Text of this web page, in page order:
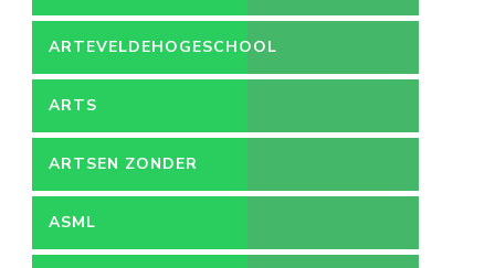
ARTEVELDEHOGESCHOOL
ARTS
ARTSEN ZONDER
GRENZEN
ASML